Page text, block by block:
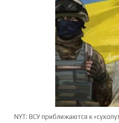
NYT: ВСУ приближаются к